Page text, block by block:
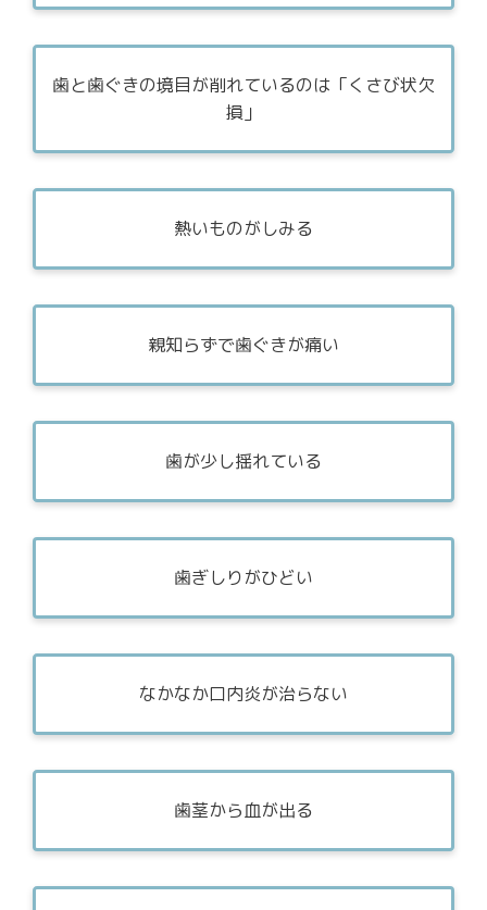
歯と歯ぐきの境目が削れているのは「くさび状欠
損」
熱いものがしみる
親知らずで歯ぐきが痛い
歯が少し揺れている
歯ぎしりがひどい
なかなか口内炎が治らない
歯茎から血が出る